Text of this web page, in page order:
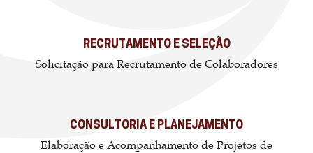
RECRUTAMENTO E SELEÇÃO
Solicitação para Recrutamento de Colaboradores
CONSULTORIA E PLANEJAMENTO
Elaboração e Acompanhamento de Projetos de